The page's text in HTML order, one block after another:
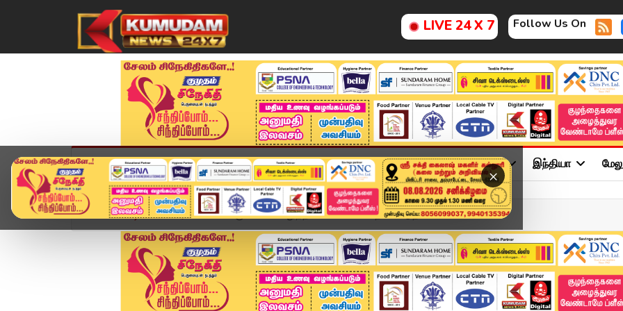
LIVE 24 X 7 Follow Us On
×
முகப்பு விளையாட்டு அண்மை தமிழ்நாடு சினிமா அரசியல் விளையாட்டு இந்தியா
Home வீடியோ ஸ்டோரி பள்ளிக்குச் செல்ல மறுத்த மாணவன்.. சமாதானப்படுத்...